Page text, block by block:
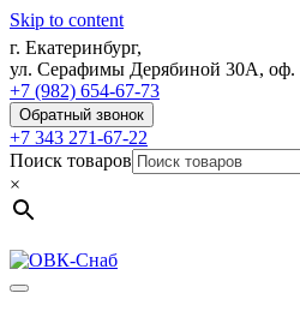
Skip to content
г. Екатеринбург,
ул. Серафимы Дерябиной 30А, оф.
+7 (982) 654-67-73
Обратный звонок
+7 343 271-67-22
Поиск товаров
×